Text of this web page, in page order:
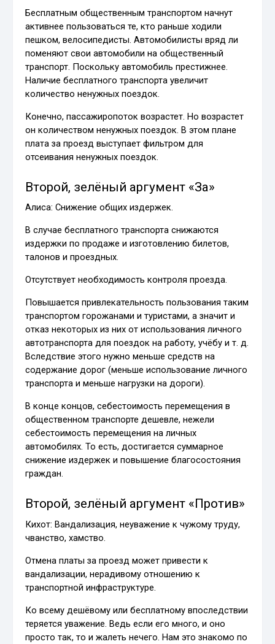
Бесплатным общественным транспортом начнут
активнее пользоваться те, кто раньше ходили
пешком, велосипедисты. Автомобилисты вряд ли
поменяют свои автомобили на общественный
транспорт. Поскольку автомобиль престижнее.
Наличие бесплатного транспорта увеличит
количество ненужных поездок.
Конечно, пассажиропоток возрастет. Но возрастет
он количеством ненужных поездок. В этом плане
плата за проезд выступает фильтром для
отсеивания ненужных поездок.
Второй, зелёный аргумент «За»
Алиса: Снижение общих издержек.
В случае бесплатного транспорта снижаются
издержки по продаже и изготовлению билетов,
талонов и проездных.
Отсутствует необходимость контроля проезда.
Повышается привлекательность пользования таким
транспортом горожанами и туристами, а значит и
отказ некоторых из них от использования личного
автотранспорта для поездок на работу, учёбу и т. д.
Вследствие этого нужно меньше средств на
содержание дорог (меньше использование личного
транспорта и меньше нагрузки на дороги).
В конце концов, себестоимость перемещения в
общественном транспорте дешевле, нежели
себестоимость перемещения на личных
автомобилях. То есть, достигается суммарное
снижение издержек и повышение благосостояния
граждан.
Второй, зелёный аргумент «Против»
Кихот: Вандализация, неуважение к чужому труду,
чванство, хамство.
Отмена платы за проезд может привести к
вандализации, нерадивому отношению к
транспортной инфраструктуре.
Ко всему дешёвому или бесплатному впоследствии
теряется уважение. Ведь если его много, и оно
просто так, то и жалеть нечего. Нам это знакомо по